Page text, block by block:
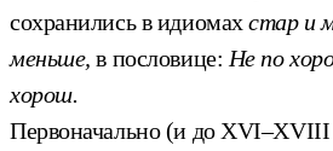
сохранились в идиомахстар и
меньше,в пословице: Не по
хорош.
Первоначально (и до